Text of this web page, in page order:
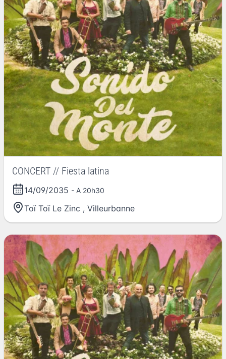
CONCERT // Fiesta latina
14/09/2035 - A 20h30
Toï Toï Le Zinc , Villeurbanne